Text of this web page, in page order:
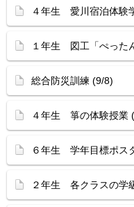
４年生 愛川宿泊体験
１年生 図工「ぺった
総合防災訓練 (9/8)
４年生 箏の体験授業
６年生 学年目標ポス
２年生 各クラスの学